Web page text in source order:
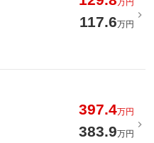
万円
117.6万円
397.4万円
383.9万円